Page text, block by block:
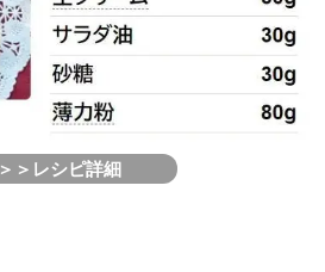
＞＞レシピ詳細